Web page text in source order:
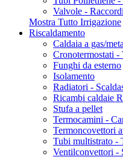
Valvole -
Mostra Tutto Irrigazione
Riscaldamento
Caldaia a gas/
Cronotermostati -
Funghi da esterno
Isolamento
Radiatori -
Ricambi caldaie
Stufa a pellet
Termocamini -
Termoncovettori
Tubi multistrato -
Ventilconvettori -